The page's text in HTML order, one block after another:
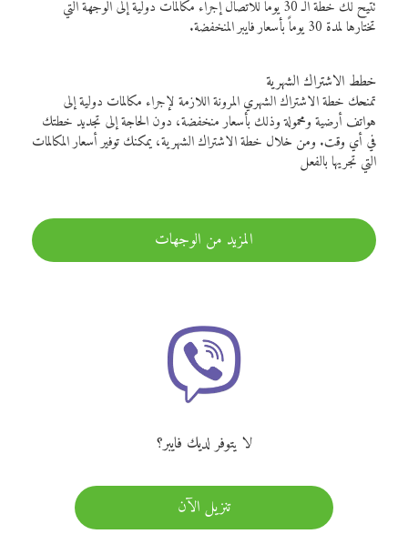
تتيح لك خطة الـ 30 يوماً للاتصال إجراء مكالمات دولية إلى الوجهة التي
تختارها لمدة 30 يوماً بأسعار فايبر المنخفضة.
خطط الاشتراك الشهرية
تمنحك خطة الاشتراك الشهري المرونة اللازمة لإجراء مكالمات دولية إلى
هواتف أرضية ومحمولة وذلك بأسعار منخفضة، دون الحاجة إلى تجديد خطتك
في أي وقت. ومن خلال خطة الاشتراك الشهرية، يمكنك توفير أسعار المكالمات
التي تجريها بالفعل
المزيد من الوجهات
لا يتوفر لديك فايبر؟
تنزيل الآن